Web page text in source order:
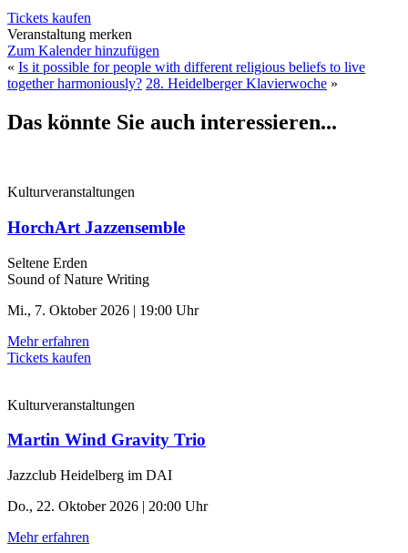
Tickets kaufen
Veranstaltung merken
Zum Kalender hinzufügen
« Is it possible for people with different religious beliefs to live
together harmoniously? 28. Heidelberger Klavierwoche »
Das könnte Sie auch interessieren...
Kulturveranstaltungen
HorchArt Jazzensemble
Seltene Erden
Sound of Nature Writing
Mi., 7. Oktober 2026 | 19:00 Uhr
Mehr erfahren
Tickets kaufen
Kulturveranstaltungen
Martin Wind Gravity Trio
Jazzclub Heidelberg im DAI
Do., 22. Oktober 2026 | 20:00 Uhr
Mehr erfahren